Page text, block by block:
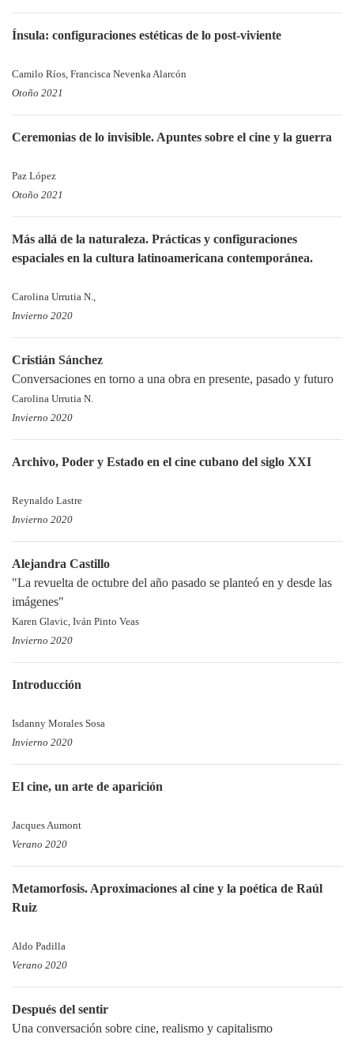
Ínsula: configuraciones estéticas de lo post-viviente
Camilo Ríos, Francisca Nevenka Alarcón
Otoño 2021
Ceremonias de lo invisible. Apuntes sobre el cine y la guerra
Paz López
Otoño 2021
Más allá de la naturaleza. Prácticas y configuraciones
espaciales en la cultura latinoamericana contemporánea.
Carolina Urrutia N.,
Invierno 2020
Cristián Sánchez
Conversaciones en torno a una obra en presente, pasado y futuro
Carolina Urrutia N.
Invierno 2020
Archivo, Poder y Estado en el cine cubano del siglo XXI
Reynaldo Lastre
Invierno 2020
Alejandra Castillo
"La revuelta de octubre del año pasado se planteó en y desde las
imágenes"
Karen Glavic, Iván Pinto Veas
Invierno 2020
Introducción
Isdanny Morales Sosa
Invierno 2020
El cine, un arte de aparición
Jacques Aumont
Verano 2020
Metamorfosis. Aproximaciones al cine y la poética de Raúl
Ruiz
Aldo Padilla
Verano 2020
Después del sentir
Una conversación sobre cine, realismo y capitalismo